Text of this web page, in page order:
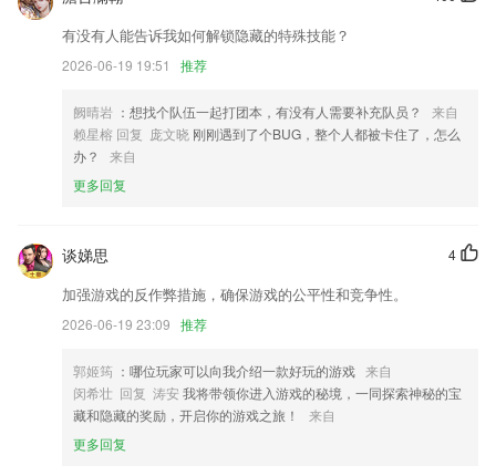
新增招行一网通支付，提供多样化乘车方式
启用全新logo，鲸力用技术重新定义差旅管理
动物可爱自拍照修图小课堂开课拉~ 快跟着小编上车吧~
接入TLXXHUS和MAX 230TLHV远程监控和本地调试工具；
解决天气显示问题
以上就是亚新电竞网站的介绍，如果您喜欢这款软件，您可以到应用商店
进行打分评论，说出您的使用经历，以帮助我们更好的对产品进行优化修
有没有人能告诉我如何解锁隐藏的特殊技能？
2026-06-19 19:51 推荐
阙晴岩 ：想找个队伍一起打团本，有没有人需要补充队员？
来自
赖星榕 回复 庞文晓 刚刚遇到了个BUG，整个人都被卡住了，怎么
办？
来自
更多回复
4
谈娣思
加强游戏的反作弊措施，确保游戏的公平性和竞争性。
2026-06-19 23:09 推荐
郭姬筠 ：哪位玩家可以向我介绍一款好玩的游戏 来自
闵希壮 回复 涛安 我将带领你进入游戏的秘境，一同探索神秘的宝
藏和隐藏的奖励，开启你的游戏之旅！
来自
更多回复